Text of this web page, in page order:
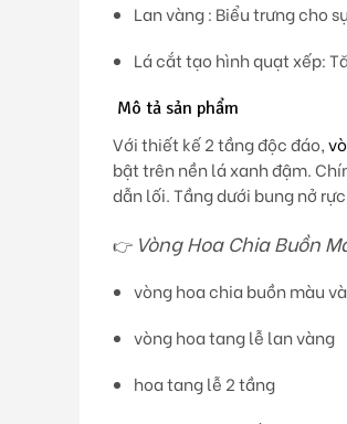
Lan vàng : Biểu trưng cho
Lá cắt tạo hình quạt xếp:
Mô tả sản phẩm
Với thiết kế 2 tầng độc đáo,
bật trên nền lá xanh đậm.
dẫn lối. Tầng dưới bung nở
👉 Vòng Hoa Chia Buồn
vòng hoa chia buồn màu
vòng hoa tang lễ lan vàng
hoa tang lễ 2 tầng